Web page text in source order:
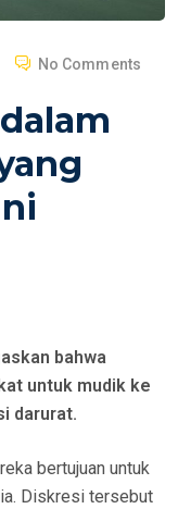
No Comments
bahwa
untuk mudik ke
darurat.
bertujuan untuk
Diskresi tersebut